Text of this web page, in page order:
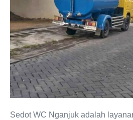
Solusi
Cepat
Atasi
Septic
Tank
Penuh
Sedot WC Nganjuk adalah